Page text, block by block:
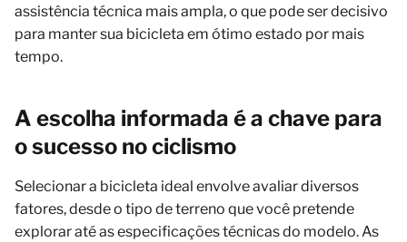
assistência técnica mais ampla, o que pode ser decisivo
para manter sua bicicleta em ótimo estado por mais
tempo.
A escolha informada é a chave para
o sucesso no ciclismo
Selecionar a bicicleta ideal envolve avaliar diversos
fatores, desde o tipo de terreno que você pretende
explorar até as especificações técnicas do modelo. As